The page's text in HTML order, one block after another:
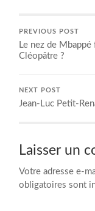
PREVIOUS POST
Le nez de
Cléopâtre ?
NEXT POST
Jean-Luc Petit-
Laisser un
Votre adresse e-
obligatoires sont